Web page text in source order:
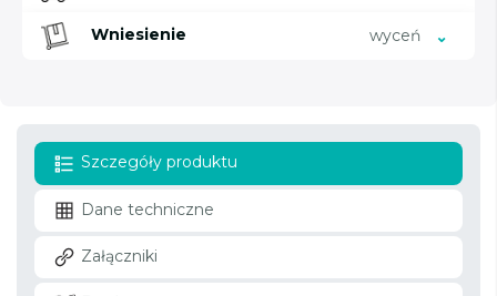
Wniesienie wyceń
Szczegóły produktu
Dane techniczne
Załączniki